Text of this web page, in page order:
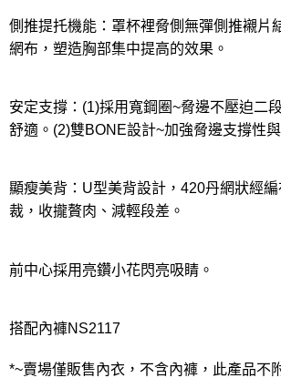
側推提托機能：罩杯裡脅側無彈側推襯片
網布，塑造胸部集中提高的效果。
安定支撐：(1)採用寬鋼圈~脅邊不壓迫二
舒適。(2)雙BONE設計~加強脅邊支撐性與
顯瘦美背：U型美背設計，420丹網狀經
裁，收攏贅肉、減輕段差。
前中心採用亮鑽小花閃亮吸睛。
搭配內褲NS2117
*~賣場僅販售內衣，不含內褲，此產品不